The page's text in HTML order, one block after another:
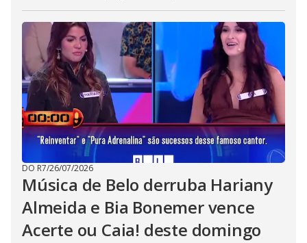
DO R7/26/07/2026
Música de Belo derruba Hariany
Almeida e Bia Bonemer vence
Acerte ou Caia! deste domingo